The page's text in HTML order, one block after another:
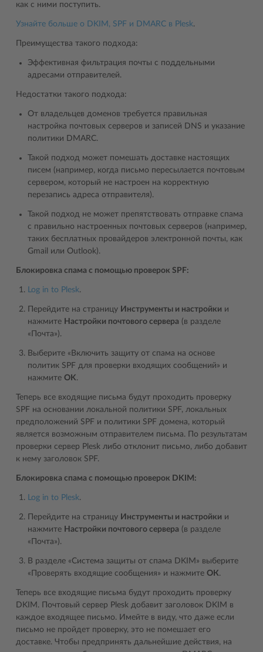
как с ними поступить.
Узнайте больше о DKIM, SPF и DMARC в Plesk.
Преимущества такого подхода:
Эффективная фильтрация почты с поддельными
адресами отправителей.
Недостатки такого подхода:
От владельцев доменов требуется правильная
настройка почтовых серверов и записей DNS и указание
политики DMARC.
Такой подход может помешать доставке настоящих
писем (например, когда письмо пересылается почтовым
сервером, который не настроен на корректную
перезапись адреса отправителя).
Такой подход не может препятствовать отправке спама
с правильно настроенных почтовых серверов (например,
таких бесплатных провайдеров электронной почты, как
Gmail или Outlook).
Блокировка спама с помощью проверок SPF:
Log in to Plesk.
Перейдите на страницу Инструменты и настройки и
нажмите Настройки почтового сервера (в разделе
«Почта»).
Выберите «Включить защиту от спама на основе
политик SPF для проверки входящих сообщений» и
нажмите OK.
Теперь все входящие письма будут проходить проверку
SPF на основании локальной политики SPF, локальных
предположений SPF и политики SPF домена, который
является возможным отправителем письма. По результатам
проверки сервер Plesk либо отклонит письмо, либо добавит
к нему заголовок SPF.
Блокировка спама с помощью проверок DKIM:
Log in to Plesk.
Перейдите на страницу Инструменты и настройки и
нажмите Настройки почтового сервера (в разделе
«Почта»).
В разделе «Система защиты от спама DKIM» выберите
«Проверять входящие сообщения» и нажмите ОК.
Теперь все входящие письма будут проходить проверку
DKIM. Почтовый сервер Plesk добавит заголовок DKIM в
каждое входящее письмо. Имейте в виду, что даже если
письмо не пройдет проверку, это не помешает его
доставке. Чтобы предпринять дальнейшие действия, на